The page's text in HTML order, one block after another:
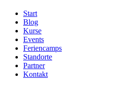
Start
Blog
Kurse
Events
Feriencamps
Standorte
Partner
Kontakt